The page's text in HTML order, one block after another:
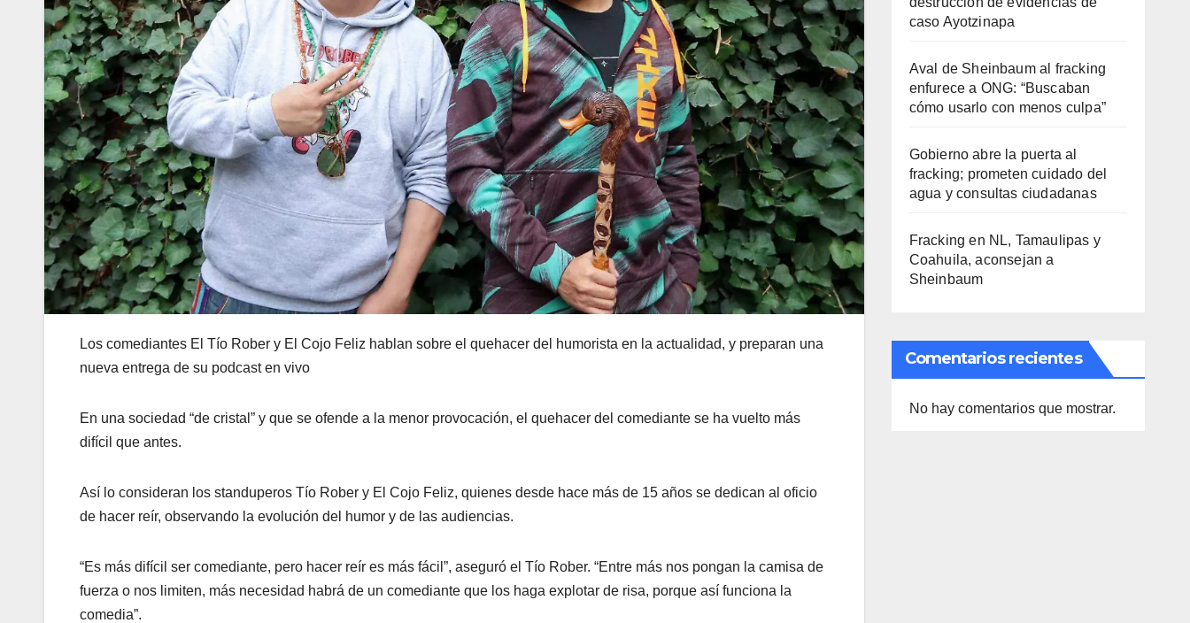
Los comediantes El Tío Rober y El Cojo Feliz hablan sobre el quehacer del humorista en la actualidad, y preparan una
nueva entrega de su podcast en vivo
En una sociedad “de cristal” y que se ofende a la menor provocación, el quehacer del comediante se ha vuelto más
difícil que antes.
Así lo consideran los standuperos Tío Rober y El Cojo Feliz, quienes desde hace más de 15 años se dedican al oficio
de hacer reír, observando la evolución del humor y de las audiencias.
“Es más difícil ser comediante, pero hacer reír es más fácil”, aseguró el Tío Rober. “Entre más nos pongan la camisa de
fuerza o nos limiten, más necesidad habrá de un comediante que los haga explotar de risa, porque así funciona la
comedia”.
caso Ayotzinapa
Aval de Sheinbaum al fracking
enfurece a ONG: “Buscaban
cómo usarlo con menos culpa”
Gobierno abre la puerta al
fracking; prometen cuidado del
agua y consultas ciudadanas
Fracking en NL, Tamaulipas y
Coahuila, aconsejan a
Sheinbaum
Comentarios recientes
No hay comentarios que mostrar.